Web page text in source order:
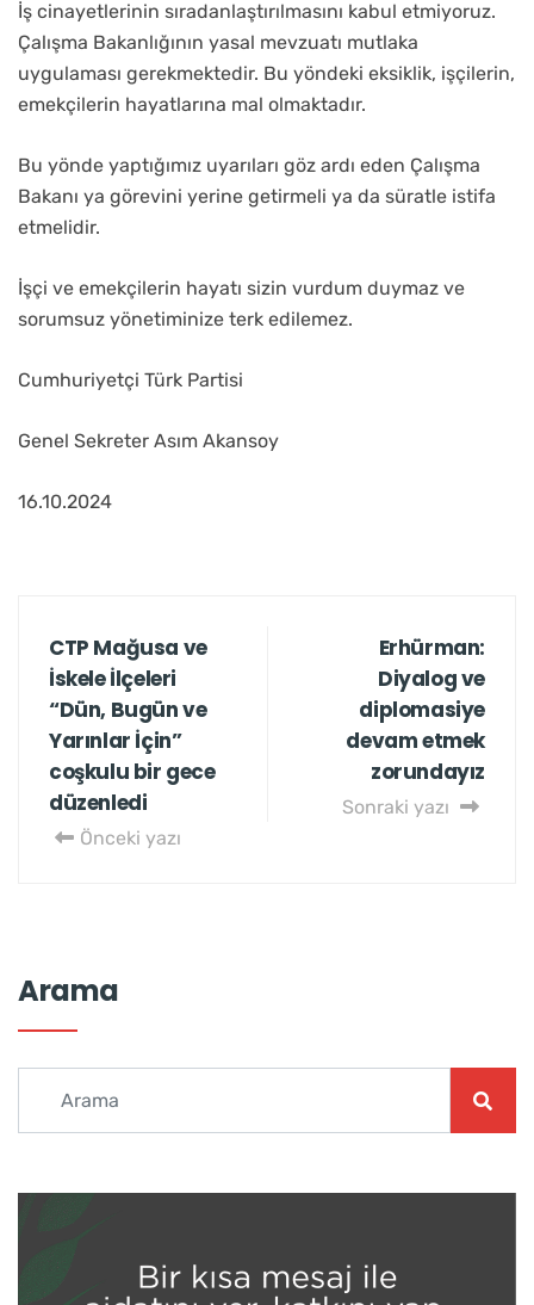
İş cinayetlerinin sıradanlaştırılmasını kabul etmiyoruz.
Çalışma Bakanlığının yasal mevzuatı mutlaka
uygulaması gerekmektedir. Bu yöndeki eksiklik, işçilerin,
emekçilerin hayatlarına mal olmaktadır.
Bu yönde yaptığımız uyarıları göz ardı eden Çalışma
Bakanı ya görevini yerine getirmeli ya da süratle istifa
etmelidir.
İşçi ve emekçilerin hayatı sizin vurdum duymaz ve
sorumsuz yönetiminize terk edilemez.
Cumhuriyetçi Türk Partisi
Genel Sekreter Asım Akansoy
16.10.2024
CTP Mağusa ve
İskele İlçeleri
“Dün, Bugün ve
Yarınlar İçin”
coşkulu bir gece
düzenledi
Önceki yazı
Erhürman:
Diyalog ve
diplomasiye
devam etmek
zorundayız
Sonraki yazı
Arama